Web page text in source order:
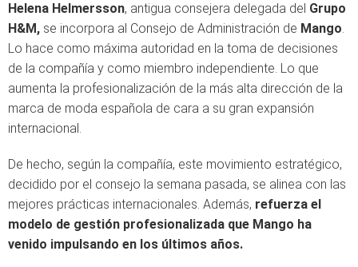
Helena Helmersson, antigua consejera delegada del Grupo
H&M, se incorpora al Consejo de Administración de Mango.
Lo hace como máxima autoridad en la toma de decisiones
de la compañía y como miembro independiente. Lo que
aumenta la profesionalización de la más alta dirección de la
marca de moda española de cara a su gran expansión
internacional.
De hecho, según la compañía, este movimiento estratégico,
decidido por el consejo la semana pasada, se alinea con las
mejores prácticas internacionales. Además, refuerza el
modelo de gestión profesionalizada que Mango ha
venido impulsando en los últimos años.